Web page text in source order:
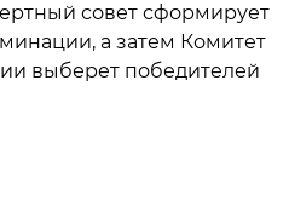
совет сформирует
а затем Комитет
выберет победителей